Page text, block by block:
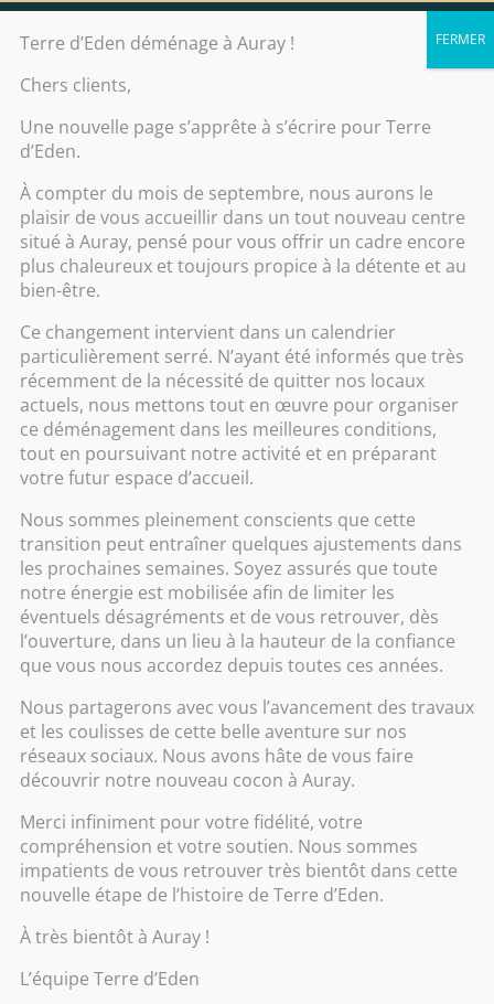
Contact
+ mini soin visage
Kobido + mini soin visage
119.00€
Pour débuter ce soin d’exception avant tout un
votre type de peau suivi d’un nettoyage, d’un
gommage puis place au massage visage qui permet
de rééquilibrer la circulation de l’énergie du visage
ainsi que du cou.
En outre, les muscles du visage doivent être
dénoués de toute tension pour éviter l’apparition
de rides.
Le massage japonais du visage est un lifting
de modelage parmi lesquelles des techniques par
percussions, des techniques de lissage et de
drainage et par des pressions spécifiques.
Terre d’Eden déménage à Auray !
Chers clients,
Une nouvelle page s’apprête à s’écrire pour Terre
d’Eden.
À compter du mois de septembre, nous aurons le
plaisir de vous accueillir dans un tout nouveau centre
situé à Auray, pensé pour vous offrir un cadre encore
plus chaleureux et toujours propice à la détente et au
bien-être.
Ce changement intervient dans un calendrier
particulièrement serré. N’ayant été informés que très
récemment de la nécessité de quitter nos locaux
actuels, nous mettons tout en œuvre pour organiser
ce déménagement dans les meilleures conditions,
tout en poursuivant notre activité et en préparant
votre futur espace d’accueil.
Nous sommes pleinement conscients que cette
transition peut entraîner quelques ajustements dans
les prochaines semaines. Soyez assurés que toute
notre énergie est mobilisée afin de limiter les
éventuels désagréments et de vous retrouver, dès
l’ouverture, dans un lieu à la hauteur de la confiance
que vous nous accordez depuis toutes ces années.
Nous partagerons avec vous l’avancement des travaux
et les coulisses de cette belle aventure sur nos
réseaux sociaux. Nous avons hâte de vous faire
découvrir notre nouveau cocon à Auray.
Merci infiniment pour votre fidélité, votre
compréhension et votre soutien. Nous sommes
impatients de vous retrouver très bientôt dans cette
nouvelle étape de l’histoire de Terre d’Eden.
À très bientôt à Auray !
L’équipe Terre d’Eden